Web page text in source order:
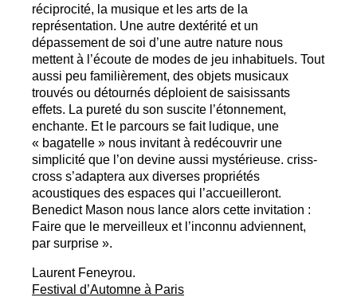
réciprocité, la musique et les arts de la
représentation. Une autre dextérité et un
dépassement de soi d’une autre nature nous
mettent à l’écoute de modes de jeu inhabituels. Tout
aussi peu familièrement, des objets musicaux
trouvés ou détournés déploient de saisissants
effets. La pureté du son suscite l’étonnement,
enchante. Et le parcours se fait ludique, une
« bagatelle » nous invitant à redécouvrir une
simplicité que l’on devine aussi mystérieuse. criss-
cross s’adaptera aux diverses propriétés
acoustiques des espaces qui l’accueilleront.
Benedict Mason nous lance alors cette invitation :
Faire que le merveilleux et l’inconnu adviennent,
par surprise ».
Laurent Feneyrou.
Festival d’Automne à Paris